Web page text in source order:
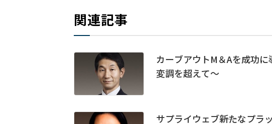
関連記事
カーブアウトM＆Aを成功
変調を超えて～
サプライウェブ――新たなプ